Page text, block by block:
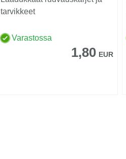
tarvikkeet
Varastossa
1,80 EUR